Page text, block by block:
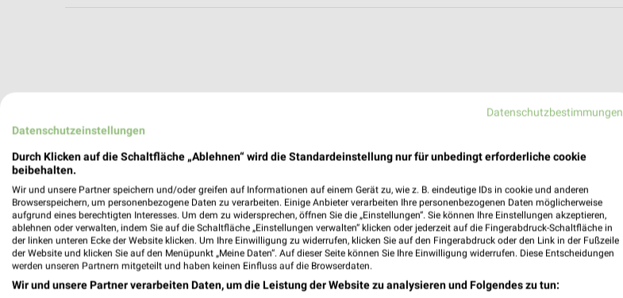
Datenschutzbestimmungen
Datenschutzeinstellungen
Durch Klicken auf die Schaltfläche „Ablehnen“ wird die Standardeinstellung nur für unbedingt erforderliche cookie
beibehalten.
Wir und unsere Partner speichern und/oder greifen auf Informationen auf einem Gerät zu, wie z. B. eindeutige IDs in cookie und anderen
Browserspeichern, um personenbezogene Daten zu verarbeiten. Einige Anbieter verarbeiten Ihre personenbezogenen Daten möglicherweise
aufgrund eines berechtigten Interesses. Um dem zu widersprechen, öffnen Sie die „Einstellungen“. Sie können Ihre Einstellungen akzeptieren,
ablehnen oder verwalten, indem Sie auf die Schaltfläche „Einstellungen verwalten“ klicken oder jederzeit auf die Fingerabdruck-Schaltfläche in
der linken unteren Ecke der Website klicken. Um Ihre Einwilligung zu widerrufen, klicken Sie auf den Fingerabdruck oder den Link in der Fußzeile
der Website und klicken Sie auf den Menüpunkt „Meine Daten“. Auf dieser Seite können Sie Ihre Einwilligung widerrufen. Diese Entscheidungen
werden unseren Partnern mitgeteilt und haben keinen Einfluss auf die Browserdaten.
Wir und unsere Partner verarbeiten Daten, um die Leistung der Website zu analysieren und Folgendes zu tun: